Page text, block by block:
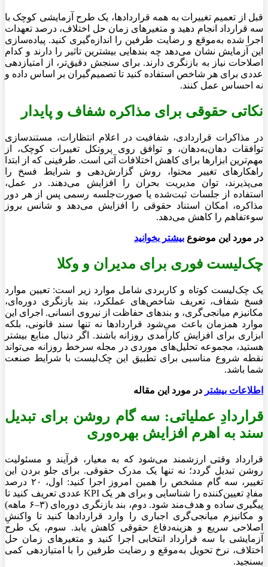
قبل از تعمیم تغییرات به همه قراردادها، یک طرح آزمایشی کوچک با
سه قرارداد انجام دهید و متغیرهای زمان حل اختلاف، درصد تعهدات
اجرا شده به‌موقع و رضایت طرفین را اندازه‌گیری کنید. پیاده‌سازی
این آزمایش نشان می‌دهد چه بندهایی بیشترین تاثیر را دارند و کدام
اصلاحات نیاز به بازنگری دارند. برای سنجش دقیق‌تر، از امتیازدهی
عددی برای هر شاخص استفاده کنید تا تصمیم‌گیران بر اساس داده و
نه احساس عمل کنند.
نکاتی حقوقی برای مذاکره شفاف و پایدار
در مذاکرات قراردادی، شفافیت در اعلام انتظارات، مستندسازی
توافقات دهان‌به‌دهان، و توافق روی پروتکل تغییرات کوچک، از
مهم‌ترین ابزارها برای کاهش اختلافات آتی است. طرفینی که از ابتدا
راهکارهای تغییر محتوا، روش گزارش‌دهی و شرایط فسخ را
می‌پذیرند، توان مدیریت بحران را افزایش می‌دهند. در عمل،
استفاده از جلسات ثبت‌شده یا صورت‌جلسه رسمی پس از هر دور
مذاکره، امکان استناد حقوقی را افزایش می‌دهد و شانس بروز
سوءتفاهم را کاهش می‌دهد.
در مورد این موضوع بیشتر بخوانید
چک‌لیست فوری برای مدیران و وکلا
یک چک‌لیست کوتاه و کاربردی شامل موارد زیر است: تعیین موارد
فسخ شفاف، تعریف شاخص‌های عملکرد، بند بازنگری دوره‌ای،
مکانیزم میانجی‌گری، و بندهای حفاظت از نیروی انسانی. اجرای این
موارد همزمان باعث می‌شود قراردادها نه تنها سند قانونی، بلکه
ابزاری برای افزایش کارآمدی روزانه باشند. اگر دنبال منابع بیشتر
هستید، مجموعه تحلیل‌های موردی در مجله سرخط روزانه می‌تواند
نقطه شروع مناسبی برای تطبیق این چک‌لیست با شرایط صنعت
شما باشد.
اطلاعات بیشتر در مورد این مقاله
قراردادِ عملیاتی: سه گام روشن برای تبدیل
سند به اهرم افزایش بهره‌وری
قرارداد وقتی ارزشمند می‌شود که به معیار، فرآیند و مسئولیت
روشن تبدیل گردد؛ نه تنها یک مدرک حقوقی. برای جلو بردن این
تغییر، سه گام مشخص را همین امروز اجرا کنید: اول، ۲۰ درصد
مفادِ تعیین‌کننده را شناسایی و برای هر یک KPI عددی تعریف کنید تا
پیگیری ساده و هدف‌مند شود. دوم، بند بازنگری دوره‌ای (۳–۶ ماهه)
و مکانیزم میانجی‌گری اجباری را وارد قراردادها کنید تا واکنشِ
اصلاحی سریع و هزینه‌دفاع حقوقی کاهش یابد. سوم، یک طرح
آزمایشی با سه قرارداد انتخابی اجرا کنید و متغیرهای زمان حل
اختلاف، نرخ تحویل به‌موقع و رضایت طرفین را با امتیازدهی کمی
بسنجید.